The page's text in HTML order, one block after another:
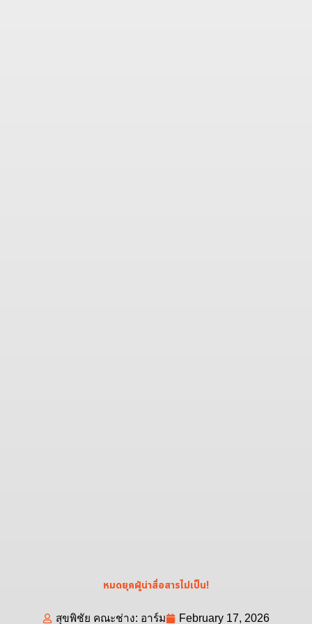
หมดยุคผู้นำสื่อสารไม่เป็น!
สุขพิชัย คณะช่าง: อาร์ม February 17, 2026